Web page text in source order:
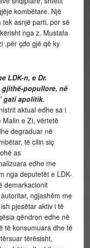
kombëtare. Një
asnjë parti, por së
nga z. Mustafa
,për çdo gjë që ky
LDK-n, e Dr.
gjithë-popullore, në
gati apolitik.
aktual edhe sa i
Malin e Zi, vërtetë
degraduar në
të cilin siç
as
edhe me
nga deputetët e LDK-
demarkacionit
ngjashëm me
pjesëtar aktiv i të
qëndron edhe në
të konsumuara dhe të
tërësisht,